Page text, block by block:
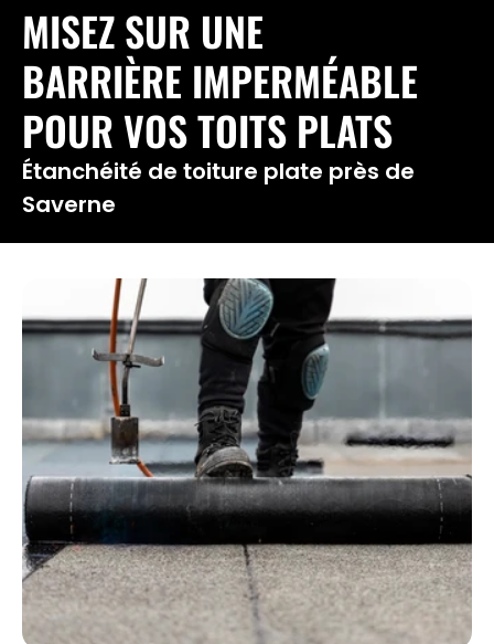
Étanchéité de toiture plate près de
Saverne
MISEZ SUR UNE
BARRIÈRE IMPERMÉABLE
POUR VOS TOITS PLATS